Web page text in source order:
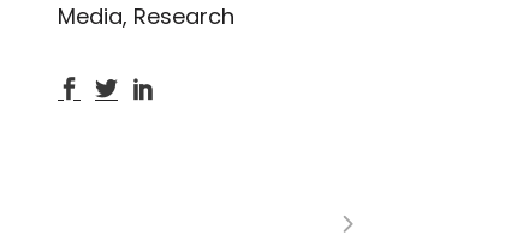
Media, Research